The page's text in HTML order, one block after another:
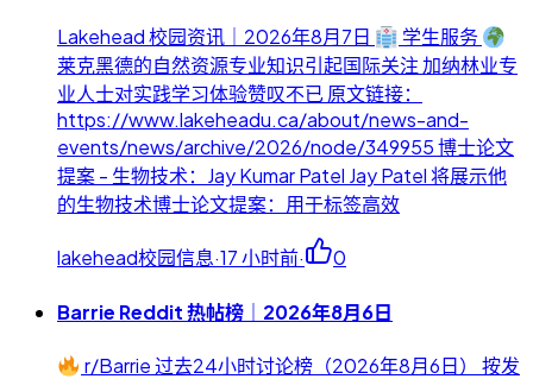
Lakehead 校园资讯｜2026年8月7日
学生服务
莱克黑德的自然资源专业知识引起国际关注 加纳林业专
业人士对实践学习体验赞叹不已 原文链接：
https://www.lakeheadu.ca/about/news-and-
events/news/archive/2026/node/349955 博士论文
提案 - 生物技术：Jay Kumar Patel Jay Patel 将展示他
的生物技术博士论文提案：用于标签高效
lakehead校园信息·17 小时前· 0
Barrie Reddit 热帖榜｜2026年8月6日
r/Barrie 过去24小时讨论榜（2026年8月6日） 按发